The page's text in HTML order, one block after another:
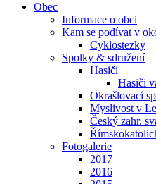
Obec
Informace o obci
Kam se podívat v
Cyklostezky
Spolky & sdružení
Hasiči
Hasiči
Okrašlovací
Myslivost v
Český zahr.
Fotogalerie
2017
2016